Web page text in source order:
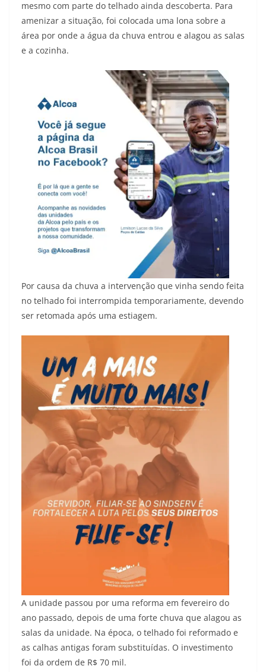
mesmo com parte do telhado ainda descoberta. Para
amenizar a situação, foi colocada uma lona sobre a
área por onde a água da chuva entrou e alagou as salas
e a cozinha.
Por causa da chuva a intervenção que vinha sendo feita
no telhado foi interrompida temporariamente, devendo
ser retomada após uma estiagem.
A unidade passou por uma reforma em fevereiro do
ano passado, depois de uma forte chuva que alagou as
salas da unidade. Na época, o telhado foi reformado e
as calhas antigas foram substituídas. O investimento
foi da ordem de R$ 70 mil.